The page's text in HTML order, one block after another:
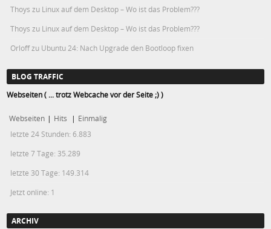
Thoys zu Linux auf dem Desktop – Wo ist das Problem???
Thoys zu Linux auf dem Desktop – Wo ist das Problem???
Orloffzu Ubuntu 24: Nach Upgrade den Bootloop fixen
BLOG TRAFFIC
Webseiten ( ... trotz Webcache vor der Seite ;) )
Webseiten | Hits | Einmalig
letzte 24 Stunden:6.883
letzte 7 Tage: 35.289
letzte 30 Tage: 149.314
Jetzt online: 1
ARCHIV